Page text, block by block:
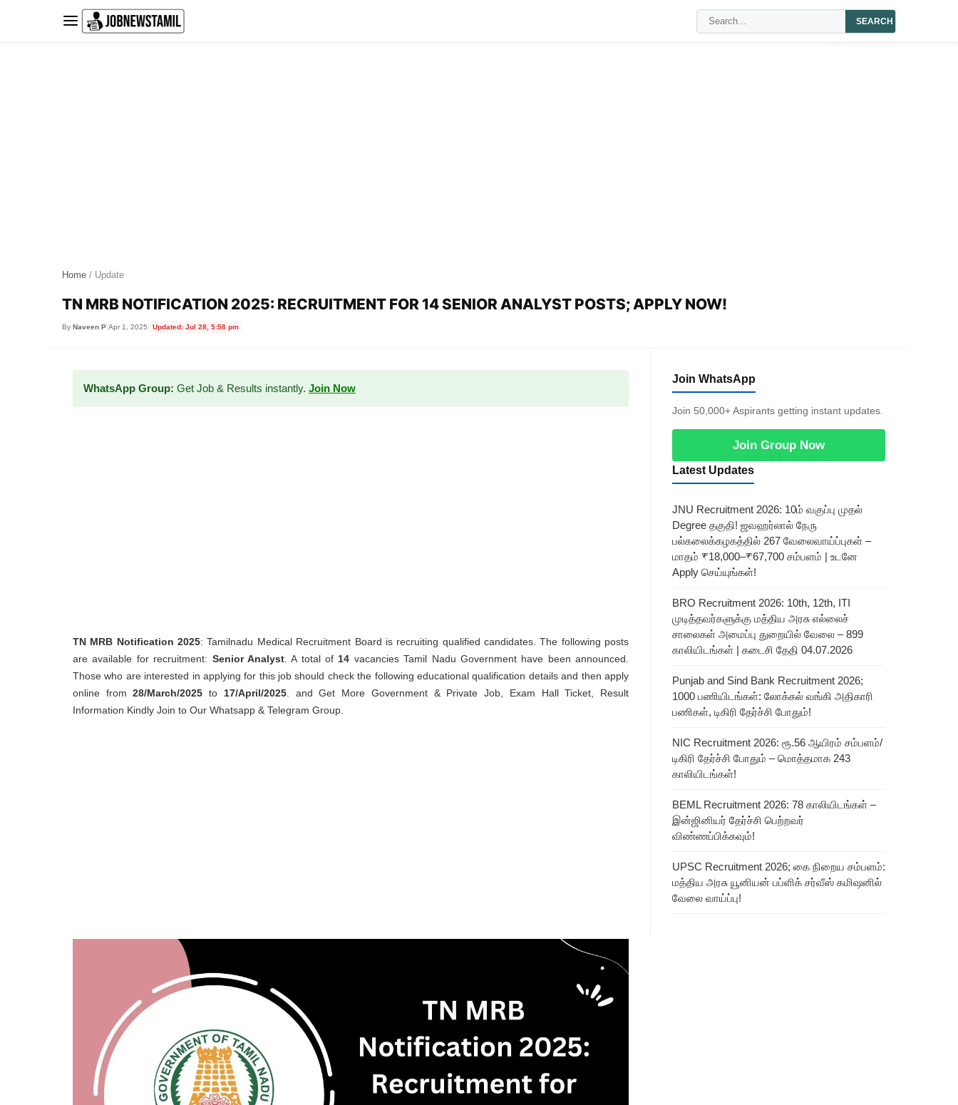
SEARCH
Home / Update
TN MRB NOTIFICATION 2025: RECRUITMENT FOR 14 SENIOR ANALYST POSTS; APPLY NOW!
By Naveen P|Apr 1, 2025| Updated: Jul 28, 5:58 pm
WhatsApp Group: Get Job & Results instantly. Join Now
TN MRB Notification 2025: Tamilnadu Medical Recruitment Board is recruiting qualified candidates. The following posts
are available for recruitment: Senior Analyst. A total of 14 vacancies Tamil Nadu Government have been announced.
Those who are interested in applying for this job should check the following educational qualification details and then apply
online from28/March/2025 to 17/April/2025. and Get More Government & Private Job, Exam Hall Ticket, Result
Information Kindly Join to Our Whatsapp & Telegram Group.
Join WhatsApp
Join 50,000+ Aspirants getting instant updates.
Join Group Now
Latest Updates
JNU Recruitment 2026: 10ம் வகுப்பு முதல்
Degree தகுதி! ஜவஹர்லால் நேரு
பல்கலைக்கழகத்தில் 267 வேலைவாய்ப்புகள் –
மாதம் ₹18,000–₹67,700 சம்பளம் | உடனே
Apply செய்யுங்கள்!
BRO Recruitment 2026: 10th, 12th, ITI
முடித்தவர்களுக்கு மத்திய அரசு எல்லைச்
சாலைகள் அமைப்பு துறையில் வேலை – 899
காலியிடங்கள் | கடைசி தேதி 04.07.2026
Punjab and Sind Bank Recruitment 2026;
1000 பணியிடங்கள்: லோக்கல் வங்கி அதிகாரி
பணிகள், டிகிரி தேர்ச்சி போதும்!
NIC Recruitment 2026: ரூ.56 ஆயிரம் சம்பளம்/
டிகிரி தேர்ச்சி போதும் – மொத்தமாக 243
காலியிடங்கள்!
BEML Recruitment 2026: 78 காலியிடங்கள் –
இன்ஜினியர் தேர்ச்சி பெற்றவர்
விண்ணப்பிக்கவும்!
UPSC Recruitment 2026; கை நிறைய சம்பளம்:
மத்திய அரசு யூனியன் பப்ளிக் சர்வீஸ் கமிஷனில்
வேலை வாய்ப்பு!